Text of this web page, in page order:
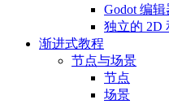
Godot 编
独立的 2D
渐进式教程
节点与场景
节点
场景